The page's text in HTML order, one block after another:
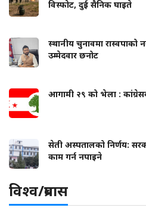
विस्फोट, दुई सैनिक घाइते
स्थानीय चुनावमा रास्वपाको
उम्मेदवार छनोट
आगामी २९ को भेला :
सेती अस्पतालको निर्णय:
काम गर्न नपाइने
विश्व/प्रबास